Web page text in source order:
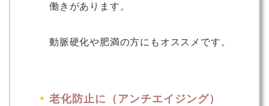
働きがあります。
動脈硬化や肥満の方にもオススメです。
老化防止に（アンチエイジング）